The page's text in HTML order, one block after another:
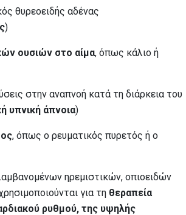
θυρεοειδής αδένας
)
ουσιών στο αίμα, όπως κάλιο ή
στην αναπνοή κατά τη διάρκεια του
υπνική άπνοια)
, όπως ο ρευματικός πυρετός ή ο
ηρεμιστικών, οπιοειδών
για τη θεραπεία
ρυθμού, της υψηλής